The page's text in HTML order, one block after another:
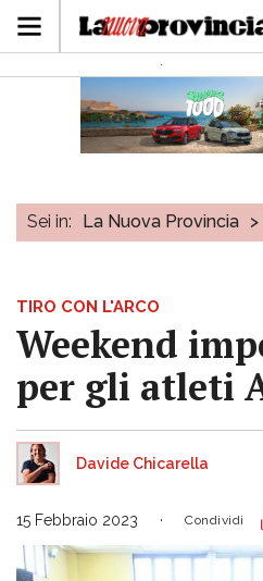
Sei in: La Nuova Provincia >
TIRO CON L'ARCO
Weekend
per gli atleti
Davide Chicarella
15 Febbraio 2023 Condividi